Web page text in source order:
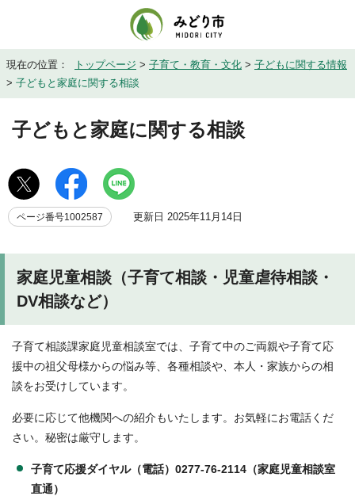
現在の位置： トップページ > 子育て・教育・文化 > 子どもに関する情報
> 子どもと家庭に関する相談
子どもと家庭に関する相談
ページ番号1002587 更新日 2025年11月14日
家庭児童相談（子育て相談・児童虐待相談・
DV相談など）
子育て相談課家庭児童相談室では、子育て中のご両親や子育て応
援中の祖父母様からの悩み等、各種相談や、本人・家族からの相
談をお受けしています。
必要に応じて他機関への紹介もいたします。お気軽にお電話くだ
さい。秘密は厳守します。
子育て応援ダイヤル（電話）0277-76-2114（家庭児童相談室
直通）